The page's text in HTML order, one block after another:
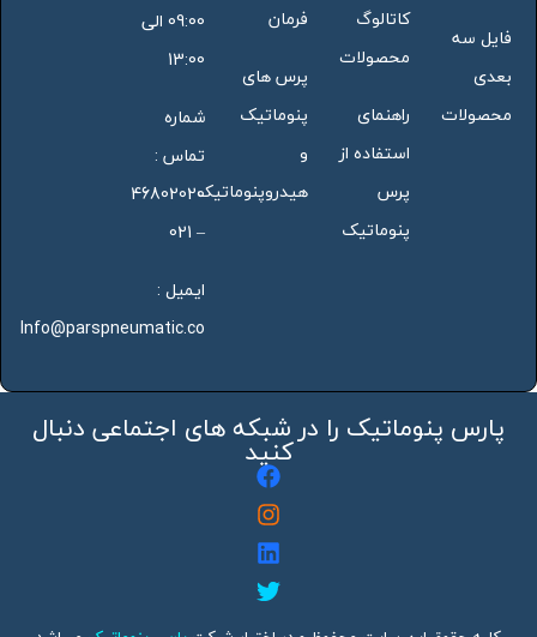
فایل سه
بعدی
محصولات
کاتالوگ
محصولات
راهنمای
استفاده از
پرس
پنوماتیک
فرمان
پرس های
پنوماتیک
و
هیدروپنوماتیک
09:00 الی
13:00
شماره
تماس :
46802020
– 021
ایمیل :
Info@parspneumatic.co
پارس پنوماتیک را در شبکه های اجتماعی دنبال
کنید